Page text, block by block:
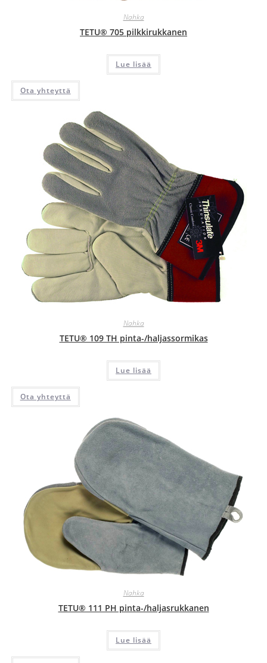
Nahka
TETU® 705 pilkkirukkanen
Lue lisää
Ota yhteyttä
Nahka
TETU® 109 TH pinta-/haljassormikas
Lue lisää
Ota yhteyttä
Nahka
TETU® 111 PH pinta-/haljasrukkanen
Lue lisää